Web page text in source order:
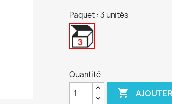
Paquet : 3 unités
3
Quantité
